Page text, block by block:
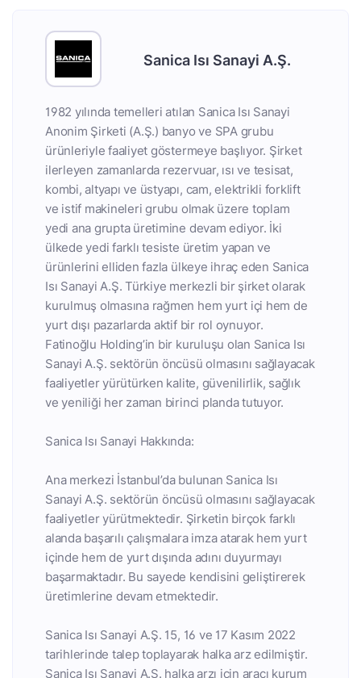
Sanica Isı Sanayi A.Ş.
1982 yılında temelleri atılan Sanica Isı Sanayi
Anonim Şirketi (A.Ş.) banyo ve SPA grubu
ürünleriyle faaliyet göstermeye başlıyor. Şirket
ilerleyen zamanlarda rezervuar, ısı ve tesisat,
kombi, altyapı ve üstyapı, cam, elektrikli forklift
ve istif makineleri grubu olmak üzere toplam
yedi ana grupta üretimine devam ediyor. İki
ülkede yedi farklı tesiste üretim yapan ve
ürünlerini elliden fazla ülkeye ihraç eden Sanica
Isı Sanayi A.Ş. Türkiye merkezli bir şirket olarak
kurulmuş olmasına rağmen hem yurt içi hem de
yurt dışı pazarlarda aktif bir rol oynuyor.
Fatinoğlu Holding’in bir kuruluşu olan Sanica Isı
Sanayi A.Ş. sektörün öncüsü olmasını sağlayacak
faaliyetler yürütürken kalite, güvenilirlik, sağlık
ve yeniliği her zaman birinci planda tutuyor.
Sanica Isı Sanayi Hakkında:
Ana merkezi İstanbul’da bulunan Sanica Isı
Sanayi A.Ş. sektörün öncüsü olmasını sağlayacak
faaliyetler yürütmektedir. Şirketin birçok farklı
alanda başarılı çalışmalara imza atarak hem yurt
içinde hem de yurt dışında adını duyurmayı
başarmaktadır. Bu sayede kendisini geliştirerek
üretimlerine devam etmektedir.
Sanica Isı Sanayi A.Ş. 15, 16 ve 17 Kasım 2022
tarihlerinde talep toplayarak halka arz edilmiştir.
Sanica Isı Sanayi A.Ş. halka arzı için aracı kurum